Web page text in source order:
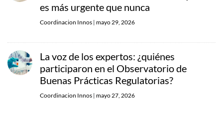
es más urgente que nunca
Coordinacion Innos | mayo 29, 2026
La voz de los expertos: ¿quiénes
participaron en el Observatorio de
Buenas Prácticas Regulatorias?
Coordinacion Innos | mayo 27, 2026